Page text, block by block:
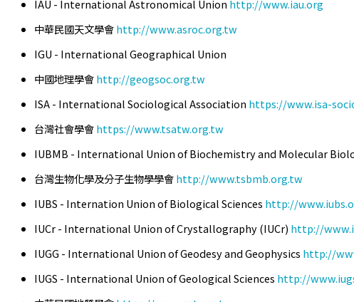
IAU - International Astronomical Union http://www.iau.org
中華民國天文學會http://www.asroc.org.tw
IGU - International Geographical Union
中國地理學會http://geogsoc.org.tw
ISA - International Sociological Association https://www.isa-
台灣社會學會https://www.tsatw.org.tw
IUBMB - International Union of Biochemistry and Molecular
台灣生物化學及分子生物學學會http://www.tsbmb.org.tw
IUBS - Internation Union of Biological Sciences http://
IUCr - International Union of Crystallography (IUCr) http://
IUGG - International Union of Geodesy and Geophysics http://
IUGS - International Union of Geological Sciences http://